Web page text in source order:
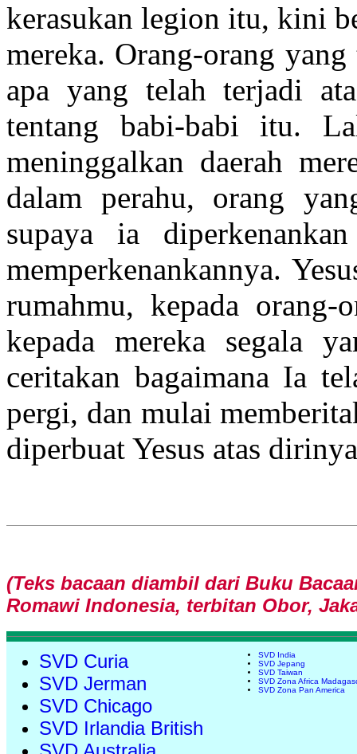
kerasukan legion itu, kini
mereka. Orang-orang
apa yang telah terjadi
tentang babi-babi itu.
meninggalkan daerah
dalam perahu, orang
supaya ia
memperkenankannya.
rumahmu, kepada orang-
kepada mereka segala
ceritakan bagaimana Ia
pergi, dan mulai
diperbuat Yesus atas
(Teks bacaan diambil dari Buku
Romawi Indonesia, terbitan Obor,
SVD Curia
SVD Jerman
SVD Chicago
SVD Irlandia British
SVD India
SVD Jepang
SVD Taiwan
SVD Zona Africa
SVD Zona Pan America